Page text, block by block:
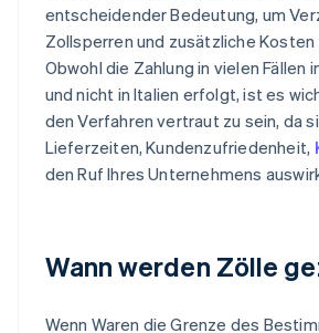
entscheidender Bedeutung, um
Zollsperren und zusätzliche Kosten
Obwohl die Zahlung in vielen Fällen
und nicht in Italien erfolgt, ist es
den Verfahren vertraut zu sein, da
Lieferzeiten, Kundenzufriedenheit,
den Ruf Ihres Unternehmens
Wann werden Zölle
Wenn Waren die Grenze des